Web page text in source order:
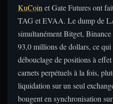
KuCoin et Gate Futures ont
TAG et EVAA. Le dump de
simultanément Bitget,
93,0 millions de dollars, ce qui
débouclage de positions à
carnets perpétuels à la fois,
liquidation sur un seul
bougent en synchronisation